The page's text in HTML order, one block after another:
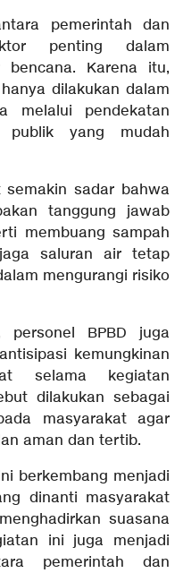
pemerintah dan
penting dalam
bencana. Karena itu,
dilakukan dalam
melalui pendekatan
publik yang mudah
semakin sadar bahwa
tanggung jawab
membuang sampah
saluran air tetap
mengurangi risiko
personel BPBD juga
kemungkinan
selama kegiatan
dilakukan sebagai
masyarakat agar
aman dan tertib.
berkembang menjadi
dinanti masyarakat
suasana
ini juga menjadi
pemerintah dan